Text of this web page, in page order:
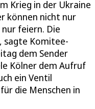
Krieg in der Ukraine
können nicht nur
feiern. Die
sagte Komitee-
dem Sender
Kölner dem Aufruf
ein Ventil
die Menschen in